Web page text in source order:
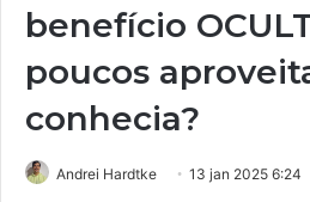
benefício
poucos
conhecia?
Andrei Hardtke 13 jan 2025 6:24